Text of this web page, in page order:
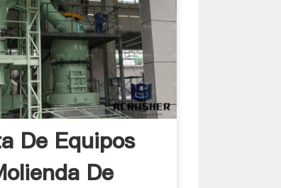
De Equipos
De